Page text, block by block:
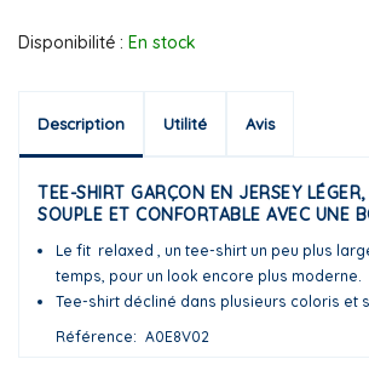
Disponibilité : En stock
Description Utilité Avis
TEE-SHIRT GARÇON EN JERSEY
SOUPLE ET CONFORTABLE AVEC UNE
Le fit relaxed , un tee-shirt un peu plus
temps, pour un look encore plus moderne.
Tee-shirt décliné dans plusieurs coloris et
Référence
A0E8V02